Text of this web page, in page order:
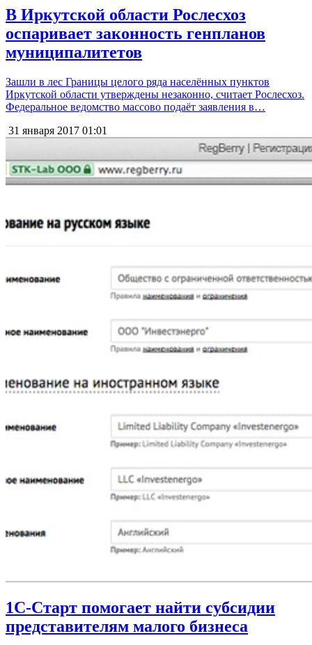
В Иркутской области Рослесхоз
оспаривает законность генпланов
муниципалитетов
Зашли в лес Границы целого ряда населённых пунктов
Иркутской области утверждены незаконно, считает Рослесхоз.
Федеральное ведомство массово подаёт заявления в…
31 января 2017 01:01
1С-Старт помогает найти субсидии
представителям малого бизнеса